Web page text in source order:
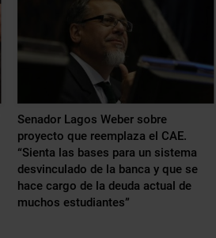
Senador Lagos Weber sobre
proyecto que reemplaza el CAE.
“Sienta las bases para un sistema
desvinculado de la banca y que se
hace cargo de la deuda actual de
muchos estudiantes”